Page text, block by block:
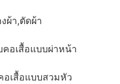
ผ้า,ตัดผ้า
คอเสื้อแบบผ่าหน้า
อเสื้อแบบสวมหัว